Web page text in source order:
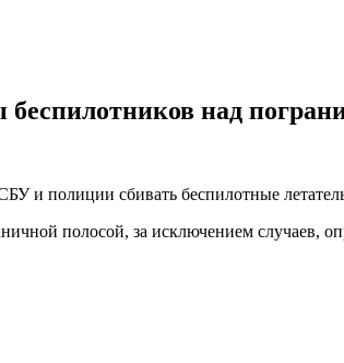
беспилотников над
и полиции сбивать беспилотные
полосой, за исключением случаев,